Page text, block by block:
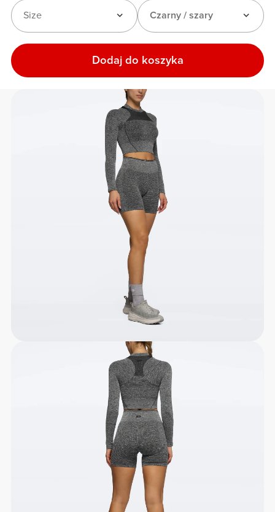
Czarny / szary
Size
Dodaj do koszyka